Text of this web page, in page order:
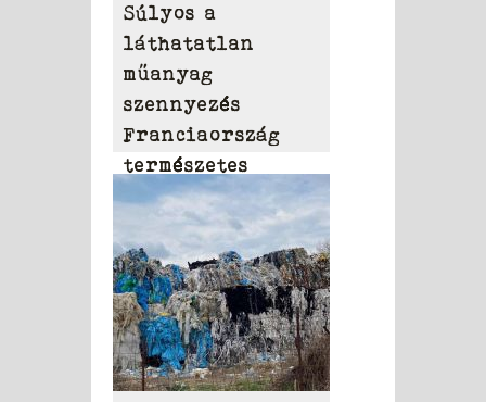
Súlyos a
láthatatlan
műanyag
szennyezés
Franciaország
természetes
vizeiben